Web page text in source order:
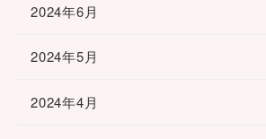
2024年6月
2024年5月
2024年4月